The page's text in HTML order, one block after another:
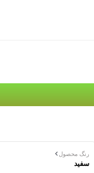
رنگ محصول
سفید